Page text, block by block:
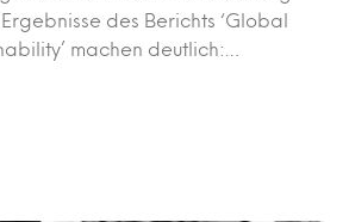
des Berichts ‘Global
machen deutlich:…